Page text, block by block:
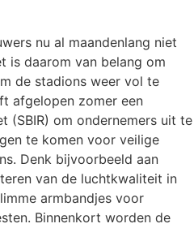
nu al maandenlang niet
is daarom van belang om
de stadions weer vol te
afgelopen zomer een
(SBIR) om ondernemers uit te
te komen voor veilige
Denk bijvoorbeeld aan
van de luchtkwaliteit in
armbandjes voor
Binnenkort worden de